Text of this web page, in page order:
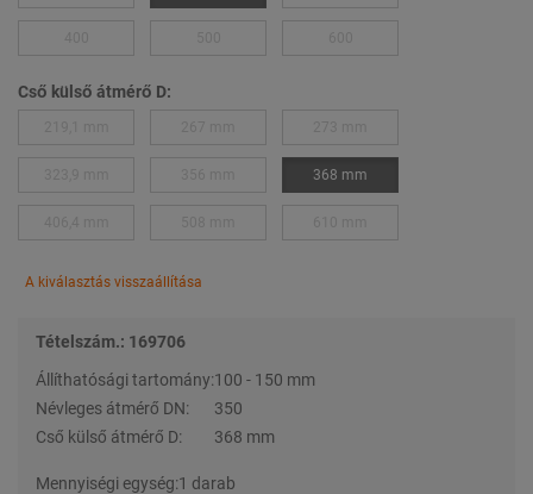
Cső külső átmérő D:
368 mm
A kiválasztás visszaállítása
Tételszám.: 169706
Állíthatósági tartomány:100 - 150 mm
Névleges átmérő DN:
350
Cső külső átmérő D:
368 mm
Mennyiségi egység:1 darab